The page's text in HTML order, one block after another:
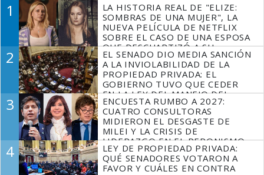
1
LA HISTORIA REAL DE "ELIZE:
SOMBRAS DE UNA MUJER", LA
NUEVA PELÍCULA DE NETFLIX
SOBRE EL CASO DE UNA ESPOSA
QUE DESCUARTIZÓ A SU
MARIDO
2
EL SENADO DIO MEDIA SANCIÓN
A LA INVIOLABILIDAD DE LA
PROPIEDAD PRIVADA: EL
GOBIERNO TUVO QUE CEDER
EN LA LEY DEL MANEJO DEL
FUEGO
3
ENCUESTA RUMBO A 2027:
CUATRO CONSULTORAS
MIDIERON EL DESGASTE DE
MILEI Y LA CRISIS DE
LIDERAZGO EN EL PERONISMO
4
LEY DE PROPIEDAD PRIVADA:
QUÉ SENADORES VOTARON A
FAVOR Y CUÁLES EN CONTRA